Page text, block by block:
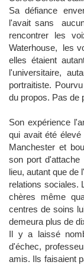
Sa défiance
l'avait sans
rencontrer les
Waterhouse, les
elles étaient
l'universitaire,
portraitiste.
du propos. Pas de
Son expérience
qui avait été
Manchester et
son port
lieu, autant que de
relations sociales.
chères même
centres de soins
demeura plus de
Il y a laissé
d'échec,
amis. Ils faisaient